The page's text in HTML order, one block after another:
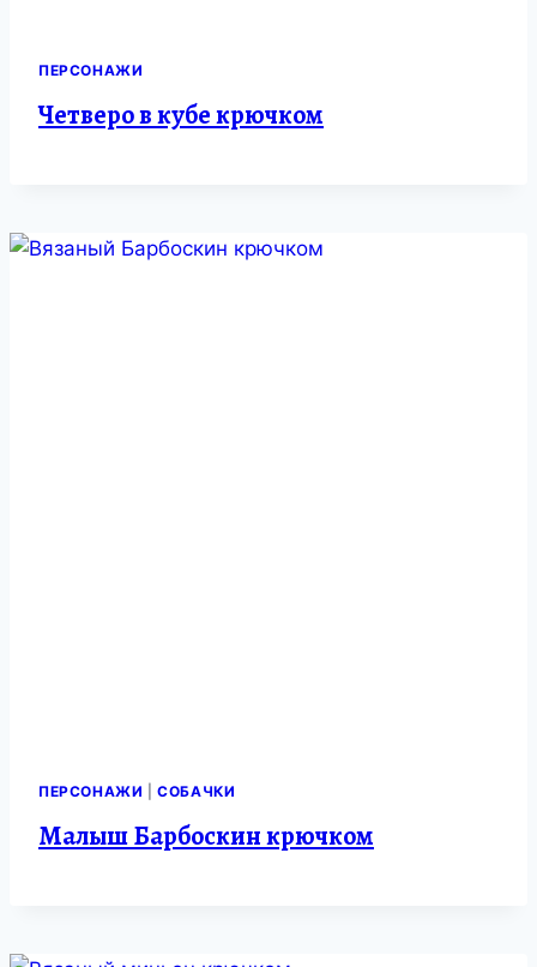
ПЕРСОНАЖИ
Четверо в кубе крючком
ПЕРСОНАЖИ |СОБАЧКИ
Малыш Барбоскин крючком